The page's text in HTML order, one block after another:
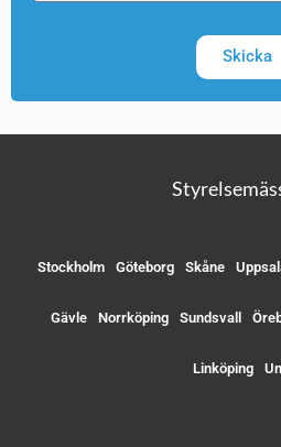
Skicka
Stockholm Göteborg Skåne
Gävle Norrköping Sundsvall
Linköping